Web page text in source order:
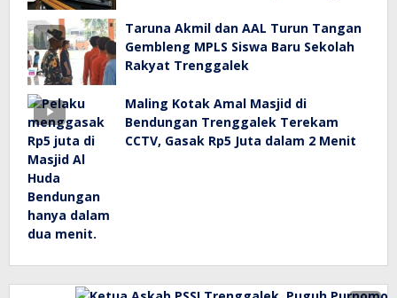
Taruna Akmil dan AAL Turun Tangan
Gembleng MPLS Siswa Baru Sekolah
Rakyat Trenggalek
Maling Kotak Amal Masjid di
Bendungan Trenggalek Terekam
CCTV, Gasak Rp5 Juta dalam 2 Menit